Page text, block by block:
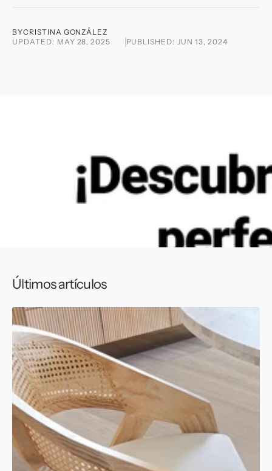
BYCRISTINA GONZÁLEZ
UPDATED: MAY 28, 2025 PUBLISHED: JUN 13, 2024
Últimos artículos